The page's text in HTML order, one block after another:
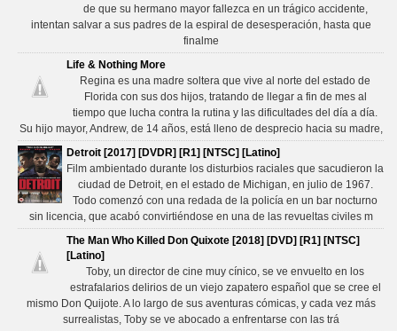
de que su hermano mayor fallezca en un trágico accidente,
intentan salvar a sus padres de la espiral de desesperación, hasta que
finalme
Life & Nothing More
Regina es una madre soltera que vive al norte del estado de
Florida con sus dos hijos, tratando de llegar a fin de mes al
tiempo que lucha contra la rutina y las dificultades del día a día.
Su hijo mayor, Andrew, de 14 años, está lleno de desprecio hacia su madre,
Detroit [2017] [DVDR] [R1] [NTSC] [Latino]
Film ambientado durante los disturbios raciales que sacudieron la
ciudad de Detroit, en el estado de Michigan, en julio de 1967.
Todo comenzó con una redada de la policía en un bar nocturno
sin licencia, que acabó convirtiéndose en una de las revueltas civiles m
The Man Who Killed Don Quixote [2018] [DVD] [R1] [NTSC]
[Latino]
Toby, un director de cine muy cínico, se ve envuelto en los
estrafalarios delirios de un viejo zapatero español que se cree el
mismo Don Quijote. A lo largo de sus aventuras cómicas, y cada vez más
surrealistas, Toby se ve abocado a enfrentarse con las trá